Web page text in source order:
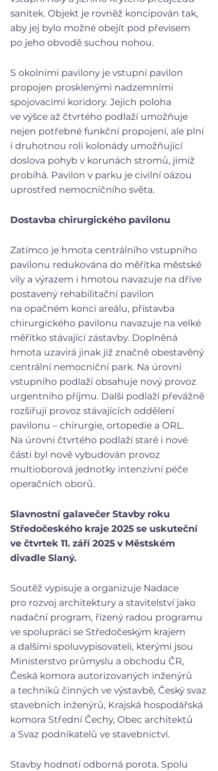
sanitek. Objekt je rovněž koncipován tak,
aby jej bylo možné obejít pod převisem
po jeho obvodě suchou nohou.
S okolními pavilony je vstupní pavilon
propojen prosklenými nadzemními
spojovacími koridory. Jejich poloha
ve výšce až čtvrtého podlaží umožňuje
nejen potřebné funkční propojení, ale plní
i druhotnou roli kolonády umožňující
doslova pohyb v korunách stromů, jimiž
probíhá. Pavilon v parku je civilní oázou
uprostřed nemocničního světa.
Dostavba chirurgického pavilonu
Zatímco je hmota centrálního vstupního
pavilonu redukována do měřítka městské
vily a výrazem i hmotou navazuje na dříve
postavený rehabilitační pavilon
na opačném konci areálu, přístavba
chirurgického pavilonu navazuje na velké
měřítko stávající zástavby. Doplněná
hmota uzavírá jinak již značně obestavěný
centrální nemocniční park. Na úrovni
vstupního podlaží obsahuje nový provoz
urgentního příjmu. Další podlaží převážně
rozšiřují provoz stávajících oddělení
pavilonu – chirurgie, ortopedie a ORL.
Na úrovni čtvrtého podlaží staré i nové
části byl nově vybudován provoz
multioborová jednotky intenzivní péče
operačních oborů.
Slavnostní galavečer Stavby roku
Středočeského kraje 2025 se uskuteční
ve čtvrtek 11. září 2025 v Městském
divadle Slaný.
Soutěž vypisuje a organizuje Nadace
pro rozvoj architektury a stavitelství jako
nadační program, řízený radou programu
ve spolupráci se Středočeským krajem
a dalšími spoluvypisovateli, kterými jsou
Ministerstvo průmyslu a obchodu ČR,
Česká komora autorizovaných inženýrů
a techniků činných ve výstavbě, Český svaz
stavebních inženýrů, Krajská hospodářská
komora Střední Čechy, Obec architektů
a Svaz podnikatelů ve stavebnictví.
Stavby hodnotí odborná porota. Spolu